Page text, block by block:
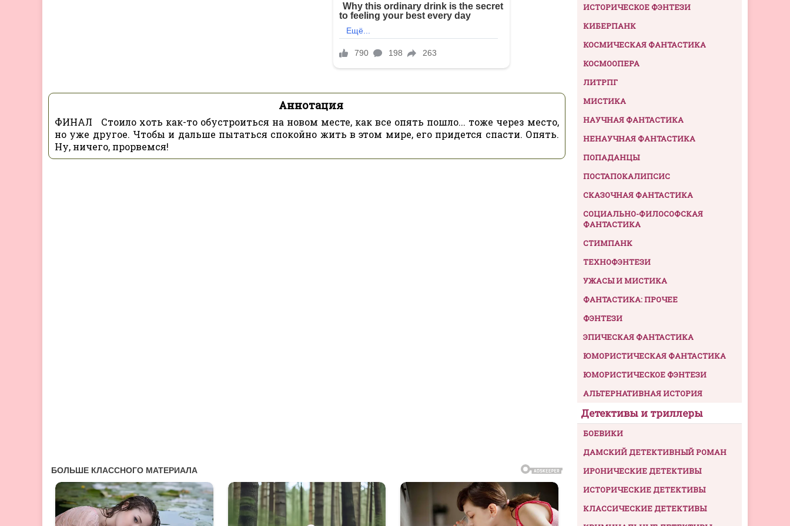
Аннотация
ФИНАЛ Стоило хоть как-то обустроиться на новом месте, как все опять пошло... тоже через место,
но уже другое. Чтобы и дальше пытаться спокойно жить в этом мире, его придется спасти. Опять.
Ну, ничего, прорвемся!
ИСТОРИЧЕСКОЕ ФЭНТЕЗИ
КИБЕРПАНК
КОСМИЧЕСКАЯ ФАНТАСТИКА
КОСМООПЕРА
ЛИТРПГ
МИСТИКА
НАУЧНАЯ ФАНТАСТИКА
НЕНАУЧНАЯ ФАНТАСТИКА
ПОПАДАНЦЫ
ПОСТАПОКАЛИПСИС
СКАЗОЧНАЯ ФАНТАСТИКА
СОЦИАЛЬНО-ФИЛОСОФСКАЯ
ФАНТАСТИКА
СТИМПАНК
ТЕХНОФЭНТЕЗИ
УЖАСЫ И МИСТИКА
ФАНТАСТИКА: ПРОЧЕЕ
ФЭНТЕЗИ
ЭПИЧЕСКАЯ ФАНТАСТИКА
ЮМОРИСТИЧЕСКАЯ ФАНТАСТИКА
ЮМОРИСТИЧЕСКОЕ ФЭНТЕЗИ
АЛЬТЕРНАТИВНАЯ ИСТОРИЯ
Детективы и триллеры
БОЕВИКИ
ДАМСКИЙ ДЕТЕКТИВНЫЙ РОМАН
ИРОНИЧЕСКИЕ ДЕТЕКТИВЫ
ИСТОРИЧЕСКИЕ ДЕТЕКТИВЫ
КЛАССИЧЕСКИЕ ДЕТЕКТИВЫ